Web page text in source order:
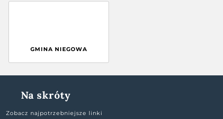
GMINA NIEGOWA
Na skróty
Zobacz najpotrzebniejsze linki